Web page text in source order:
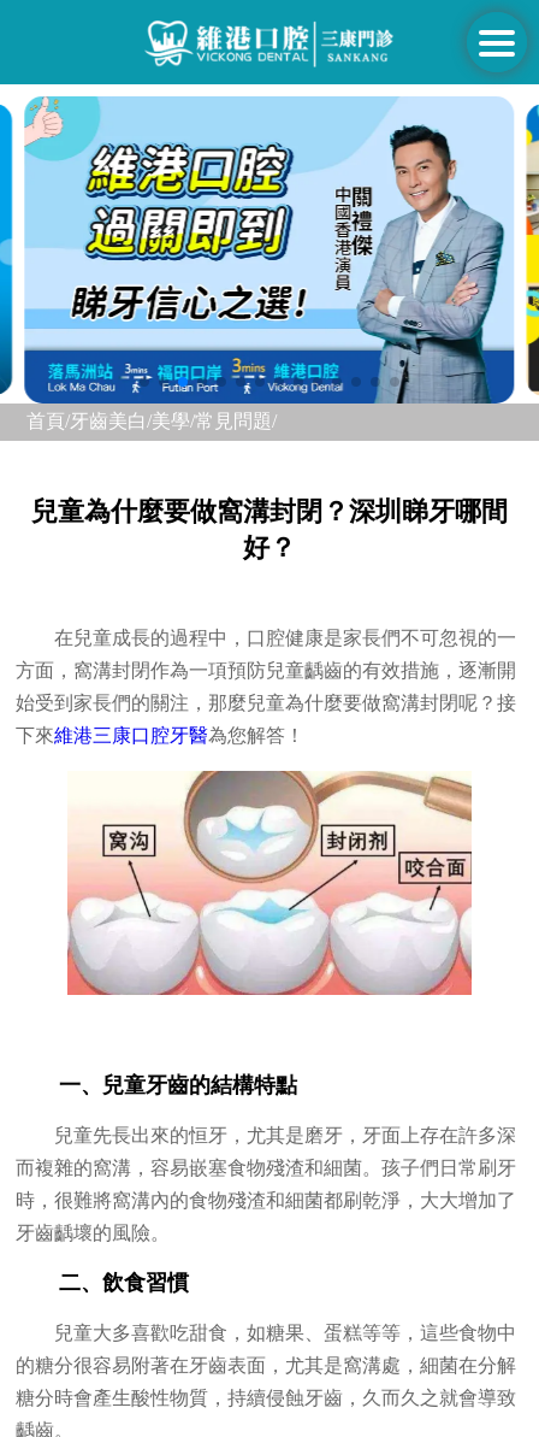
首頁/牙齒美白/美學/常見問題/
兒童為什麼要做窩溝封閉？深圳睇牙哪間
好？
在兒童成長的過程中，口腔健康是家長們不可忽視的一
方面，窩溝封閉作為一項預防兒童齲齒的有效措施，逐漸開
始受到家長們的關注，那麼兒童為什麼要做窩溝封閉呢？接
下來維港三康口腔牙醫為您解答！
一、兒童牙齒的結構特點
兒童先長出來的恒牙，尤其是磨牙，牙面上存在許多深
而複雜的窩溝，容易嵌塞食物殘渣和細菌。孩子們日常刷牙
時，很難將窩溝內的食物殘渣和細菌都刷乾淨，大大增加了
牙齒齲壞的風險。
二、飲食習慣
兒童大多喜歡吃甜食，如糖果、蛋糕等等，這些食物中
的糖分很容易附著在牙齒表面，尤其是窩溝處，細菌在分解
糖分時會產生酸性物質，持續侵蝕牙齒，久而久之就會導致
齲齒。